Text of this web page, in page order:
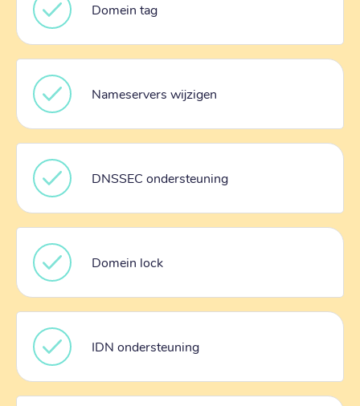
Domein tag
Nameservers wijzigen
DNSSEC ondersteuning
Domein lock
IDN ondersteuning